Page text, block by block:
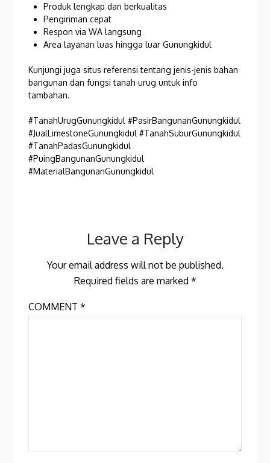
Produk lengkap dan berkualitas
Pengiriman cepat
Respon via WA langsung
Area layanan luas hingga luar Gunungkidul
Kunjungi juga situs referensi tentang jenis-jenis bahan
bangunan dan fungsi tanah urug untuk info
tambahan.
#TanahUrugGunungkidul #PasirBangunanGunungkidul
#JualLimestoneGunungkidul #TanahSuburGunungkidul
#TanahPadasGunungkidul
#PuingBangunanGunungkidul
#MaterialBangunanGunungkidul
Leave a Reply
Your email address will not be published.
Required fields are marked *
COMMENT*